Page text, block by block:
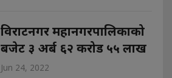
विराटनगर महानगरपालिकाको
बजेट ३ अर्ब ६२ करोड ५५ लाख
Jun 24, 2022